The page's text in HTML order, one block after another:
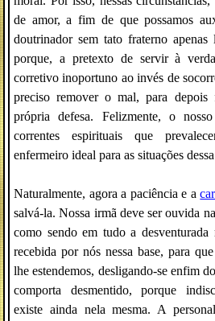
de amor, a fim de que possamos
doutrinador sem tato fraterno
porque, a pretexto de servir à
corretivo inoportuno ao invés de
preciso remover o mal, para
própria defesa. Felizmente, o
correntes espirituais que
enfermeiro ideal para as situações
Naturalmente, agora a paciência e a
salvá-la. Nossa irmã deve ser ouvida
como sendo em tudo a
recebida por nós nessa base, para
lhe estendemos, desligando-se enfim
comporta desmentido, porque
existe ainda nela mesma. A